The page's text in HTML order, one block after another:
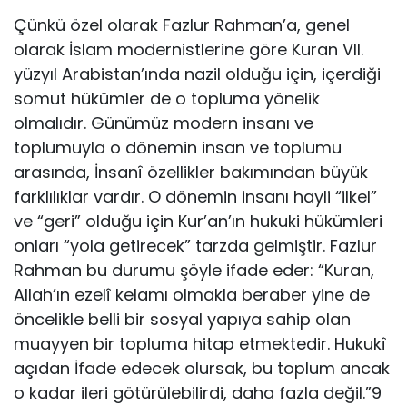
Çünkü özel olarak Fazlur Rahman’a, genel
olarak İslam modernistlerine göre Kuran VII.
yüzyıl Arabistan’ında nazil olduğu için, içerdiği
somut hükümler de o topluma yönelik
olmalıdır. Günümüz modern insanı ve
toplumuyla o dönemin insan ve toplumu
arasında, İnsanî özellikler bakımından büyük
farklılıklar vardır. O dönemin insanı hayli “ilkel”
ve “geri” olduğu için Kur’an’ın hukuki hükümleri
onları “yola getirecek” tarzda gelmiştir. Fazlur
Rahman bu durumu şöyle ifade eder: “Kuran,
Allah’ın ezelî kelamı olmakla beraber yine de
öncelikle belli bir sosyal yapıya sahip olan
muayyen bir topluma hitap etmektedir. Hukukî
açıdan İfade edecek olursak, bu toplum ancak
o kadar ileri götürülebilirdi, daha fazla değil.”9